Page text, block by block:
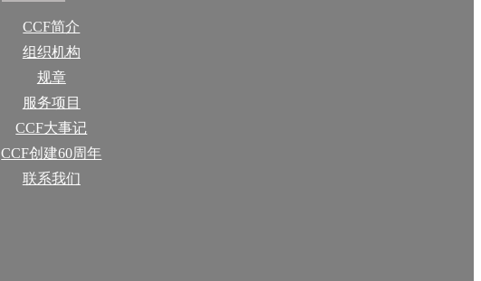
CCF简介
组织机构
规章
服务项目
CCF大事记
CCF创建60周年
联系我们